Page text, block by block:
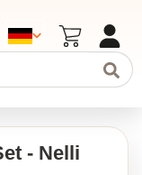
- Nelli